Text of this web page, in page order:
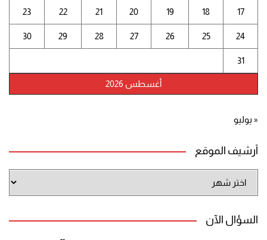
أغسطس 2026
17
18
19
20
21
22
23
24
25
26
27
28
29
30
31
« يوليو
أرشيف الموقع
الموقع
السؤال الآن